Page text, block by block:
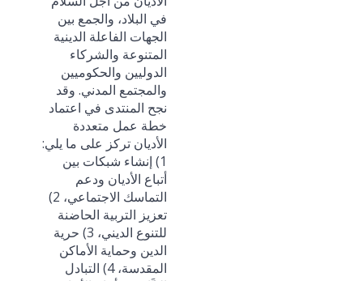
في البلاد، والجمع بين
الجهات الفاعلة الدينية
المتنوعة والشركاء
الدوليين والحكوميين
والمجتمع المدني. وقد
نجح المنتدى في اعتماد
خطة عمل متعددة
الأديان تركز على ما يلي:
1) إنشاء شبكات بين
أتباع الأديان ودعم
التماسك الاجتماعي، 2)
تعزيز التربية الحاضنة
للتنوع الديني، 3) حرية
الدين وحماية الأماكن
المقدسة، 4) التبادل